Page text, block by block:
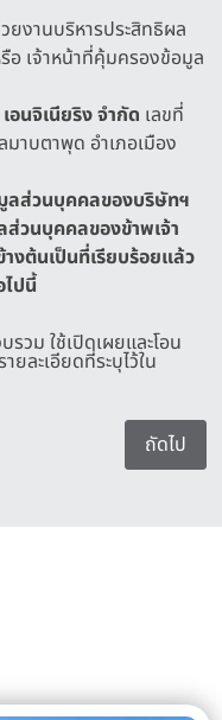
ยงานบริหารประสิทธิผล
อ เจ้าหน้าที่คุ้มครองข้อมูล
เอนจิเนียริงจำกัด เลขที่
าบตาพุด อำเภอเมือง
ลส่วนบุคคลของบริษัทฯ
ส่วนบุคคลของข้าพเจ้า
งต้นเป็นที่เรียบร้อยแล้ว
ปนี้
รวม ใช้เปิดเผยและโอน
ละเอียดที่ระบุไว้ใน
ถัดไป